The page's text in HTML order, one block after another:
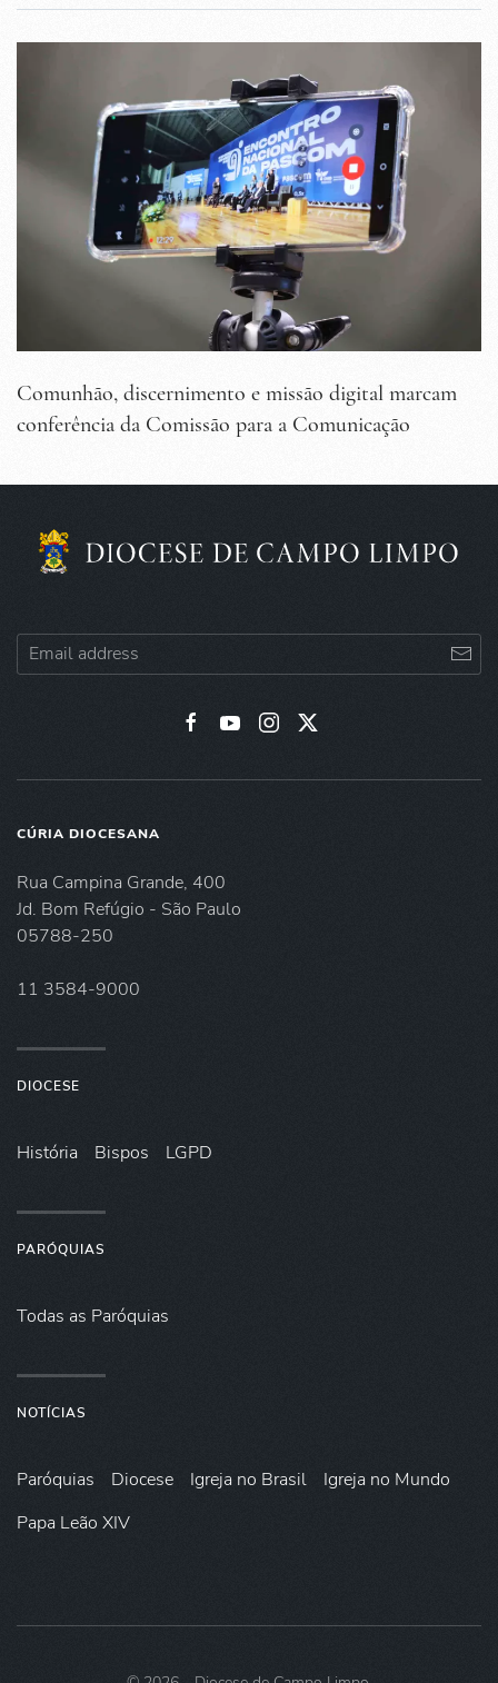
Comunhão, discernimento e missão digital marcam
conferência da Comissão para a Comunicação
CÚRIA DIOCESANA
Rua Campina Grande, 400
Jd. Bom Refúgio - São Paulo
05788-250
11 3584-9000
DIOCESE
História Bispos LGPD
PARÓQUIAS
Todas as Paróquias
NOTÍCIAS
Paróquias Diocese Igreja no Brasil
Igreja no Mundo
Papa Leão XIV